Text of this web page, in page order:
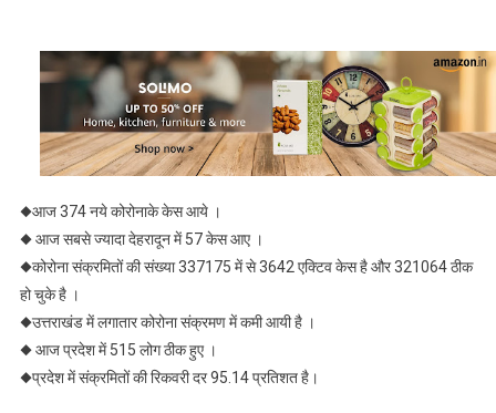
◆आज 374 नये कोरोनाके केस आये ।
◆ आज सबसे ज्यादा देहरादून में 57 केस आए ।
◆कोरोना संक्रमितों की संख्या 337175 में से 3642 एक्टिव केस है और 321064 ठीक
हो चुके है ।
◆उत्तराखंड में लगातार कोरोना संक्रमण में कमी आयी है ।
◆ आज प्रदेश में 515 लोग ठीक हुए ।
◆प्रदेश में संक्रमितों की रिकवरी दर 95.14 प्रतिशत है।